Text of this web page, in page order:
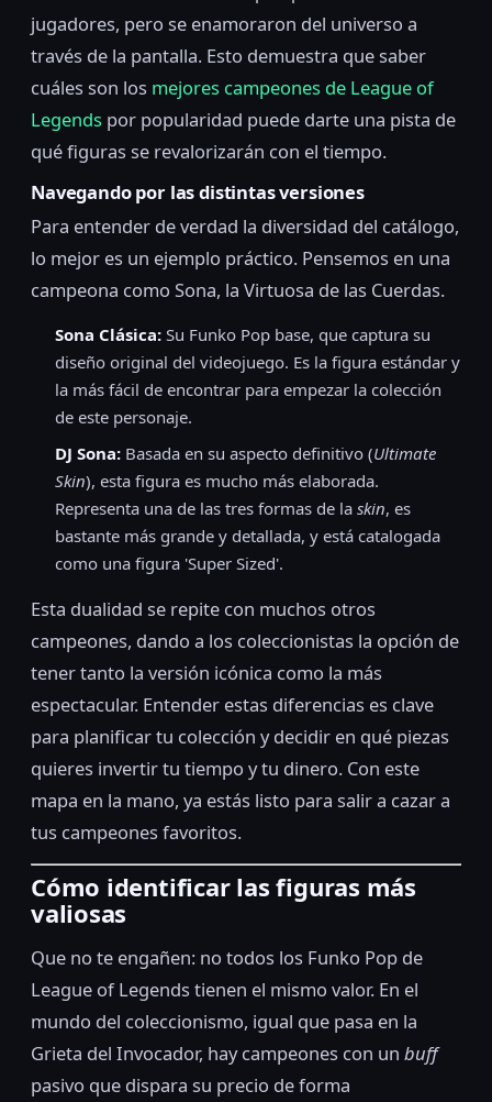
jugadores, pero se enamoraron del universo a
través de la pantalla. Esto demuestra que saber
cuáles son los mejores campeones de League of
Legends por popularidad puede darte una pista de
qué figuras se revalorizarán con el tiempo.
Navegando por las distintas versiones
Para entender de verdad la diversidad del catálogo,
lo mejor es un ejemplo práctico. Pensemos en una
campeona como Sona, la Virtuosa de las Cuerdas.
Sona Clásica: Su Funko Pop base, que captura su
diseño original del videojuego. Es la figura estándar y
la más fácil de encontrar para empezar la colección
de este personaje.
DJ Sona: Basada en su aspecto definitivo (Ultimate
Skin), esta figura es mucho más elaborada.
Representa una de las tres formas de la skin, es
bastante más grande y detallada, y está catalogada
como una figura 'Super Sized'.
Esta dualidad se repite con muchos otros
campeones, dando a los coleccionistas la opción de
tener tanto la versión icónica como la más
espectacular. Entender estas diferencias es clave
para planificar tu colección y decidir en qué piezas
quieres invertir tu tiempo y tu dinero. Con este
mapa en la mano, ya estás listo para salir a cazar a
tus campeones favoritos.
Cómo identificar las figuras más
valiosas
Que no te engañen: no todos los Funko Pop de
League of Legends tienen el mismo valor. En el
mundo del coleccionismo, igual que pasa en la
Grieta del Invocador, hay campeones con un buff
pasivo que dispara su precio de forma